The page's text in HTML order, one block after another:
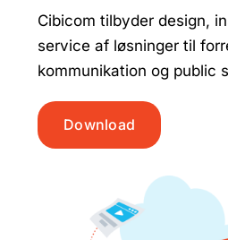
Cibicom tilbyder design,
service af løsninger til
kommunikation og public
Download